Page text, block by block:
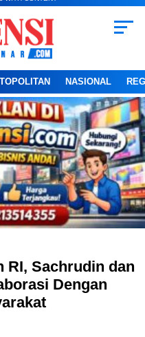
NASIONAL
RI, Sachrudin dan
Dengan